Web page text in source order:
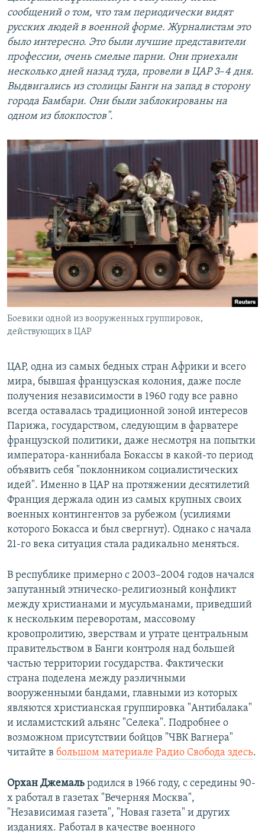
сообщений о том, что там периодически видят
русских людей в военной форме. Журналистам это
было интересно. Это были лучшие представители
профессии, очень смелые парни. Они приехали
несколько дней назад туда, провели в ЦАР 3–​4 дня.
Выдвигались из столицы Банги на запад в сторону
города Бамбари. Они были заблокированы на
одном из блокпостов".
Боевики одной из вооруженных группировок,
действующих в ЦАР
ЦАР, одна из самых бедных стран Африки и всего
мира, бывшая французская колония, даже после
получения независимости в 1960 году все равно
всегда оставалась традиционной зоной интересов
Парижа, государством, следующим в фарватере
французской политики, даже несмотря на попытки
императора-каннибала Бокассы в какой-то период
объявить себя "поклонником социалистических
идей". Именно в ЦАР на протяжении десятилетий
Франция держала один из самых крупных своих
военных контингентов за рубежом (усилиями
которого Бокасса и был свергнут). Однако с начала
21-го века ситуация стала радикально меняться.
В республике примерно с 2003–2004 годов начался
запутанный этническо-религиозный конфликт
между христианами и мусульманами, приведший
к нескольким переворотам, массовому
кровопролитию, зверствам и утрате центральным
правительством в Банги контроля над большей
частью территории государства. Фактически
страна поделена между различными
вооруженными бандами, главными из которых
являются христианская группировка "Антибалака"
и исламистский альянс "Селека". Подробнее о
возможном присутствии бойцов "ЧВК Вагнера"
читайте в большом материале Радио Свобода здесь.
Орхан Джемаль родился в 1966 году, с середины 90-
х работал в газетах "Вечерняя Москва",
"Независимая газета", "Новая газета" и других
изданиях. Работал в качестве военного